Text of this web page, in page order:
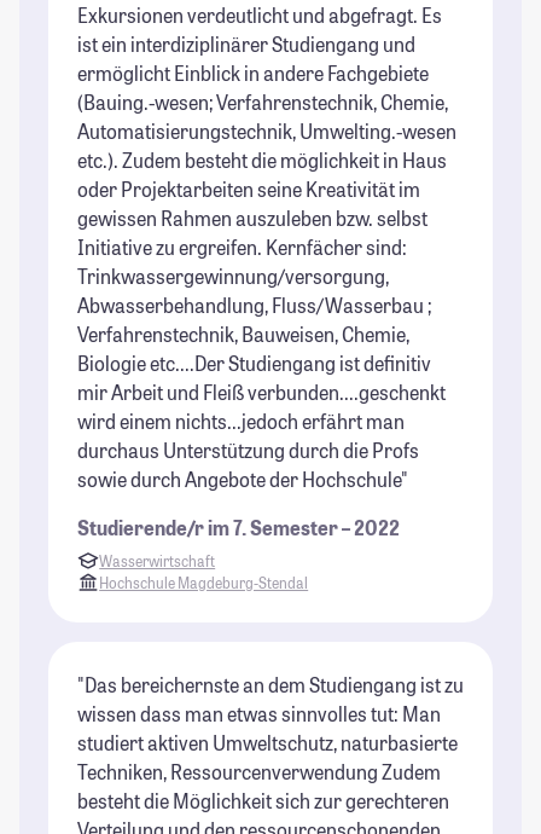
Exkursionen verdeutlicht und abgefragt. Es
ist ein interdiziplinärer Studiengang und
ermöglicht Einblick in andere Fachgebiete
(Bauing.-wesen; Verfahrenstechnik, Chemie,
Automatisierungstechnik, Umwelting.-wesen
etc.). Zudem besteht die möglichkeit in Haus
oder Projektarbeiten seine Kreativität im
gewissen Rahmen auszuleben bzw. selbst
Initiative zu ergreifen. Kernfächer sind:
Trinkwassergewinnung/versorgung,
Abwasserbehandlung, Fluss/Wasserbau ;
Verfahrenstechnik, Bauweisen, Chemie,
Biologie etc....Der Studiengang ist definitiv
mir Arbeit und Fleiß verbunden....geschenkt
wird einem nichts...jedoch erfährt man
durchaus Unterstützung durch die Profs
sowie durch Angebote der Hochschule"
Studierende/r im 7. Semester – 2022
Wasserwirtschaft
Hochschule Magdeburg-Stendal
"Das bereichernste an dem Studiengang ist zu
wissen dass man etwas sinnvolles tut: Man
studiert aktiven Umweltschutz, naturbasierte
Techniken, Ressourcenverwendung Zudem
besteht die Möglichkeit sich zur gerechteren